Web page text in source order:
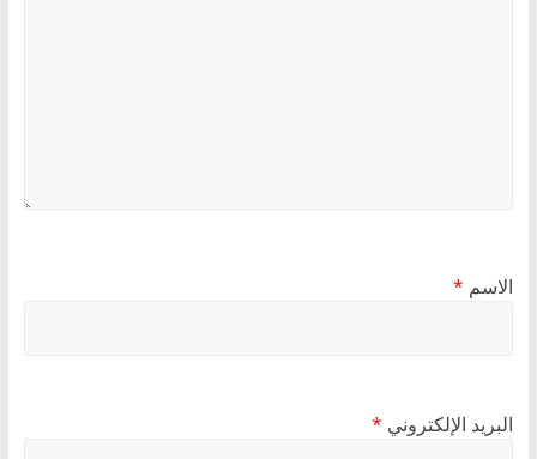
الاسم *
البريد الإلكتروني *